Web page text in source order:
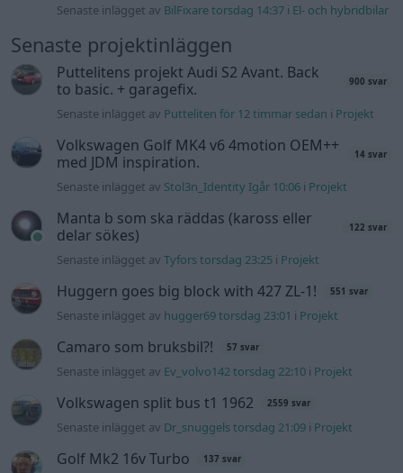
Senaste inlägget av BilFixare torsdag 14:37 i El- och hybridbilar
Senaste projektinläggen
Puttelitens projekt Audi S2 Avant. Back
to basic. + garagefix.
900 svar
Senaste inlägget av Putteliten för 12 timmar sedan i Projekt
Volkswagen Golf MK4 v6 4motion OEM++
med JDM inspiration.
14 svar
Senaste inlägget av Stol3n_Identity Igår 10:06 i Projekt
Manta b som ska räddas (kaross eller
delar sökes)
122 svar
Senaste inlägget avTyfors torsdag 23:25 i Projekt
Huggern goes big block with 427 ZL-1! 551 svar
Senaste inlägget av hugger69 torsdag 23:01 i Projekt
Camaro som bruksbil?! 57 svar
Senaste inlägget av Ev_volvo142 torsdag 22:10 i Projekt
Volkswagen split bus t1 1962 2559 svar
Senaste inlägget av Dr_snuggels torsdag 21:09 i Projekt
Golf Mk2 16v Turbo 137 svar